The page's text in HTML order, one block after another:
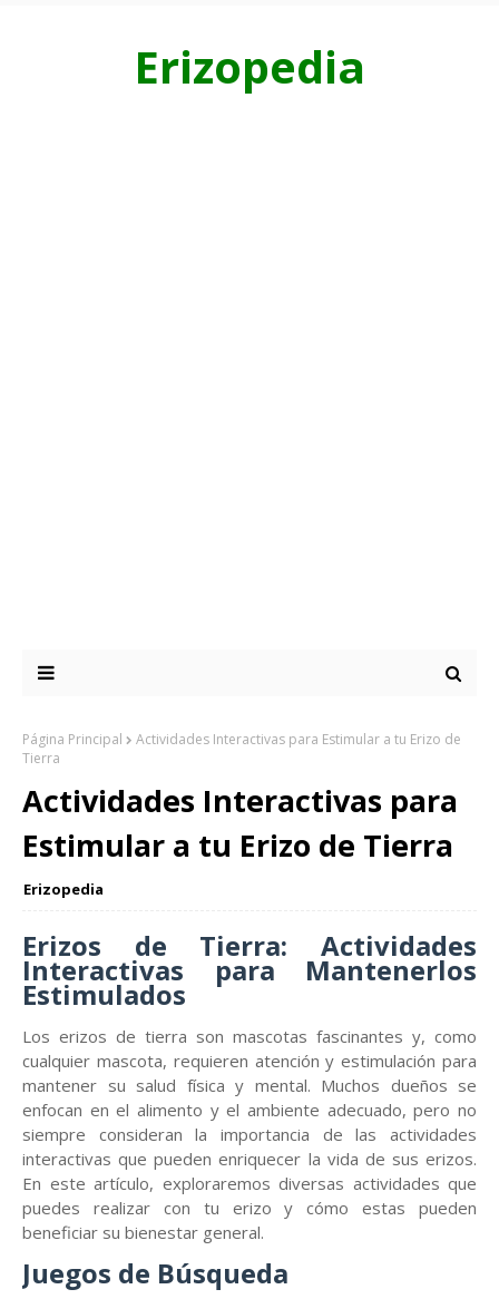
Erizopedia
Página Principal
Actividades Interactivas para Estimular a tu Erizo de
Tierra
Actividades Interactivas para
Estimular a tu Erizo de Tierra
Erizopedia
Erizos de Tierra: Actividades
Interactivas para Mantenerlos
Estimulados
Los erizos de tierra son mascotas fascinantes y, como
cualquier mascota, requieren atención y estimulación para
mantener su salud física y mental. Muchos dueños se
enfocan en el alimento y el ambiente adecuado, pero no
siempre consideran la importancia de las actividades
interactivas que pueden enriquecer la vida de sus erizos.
En este artículo, exploraremos diversas actividades que
puedes realizar con tu erizo y cómo estas pueden
beneficiar su bienestar general.
Juegos de Búsqueda